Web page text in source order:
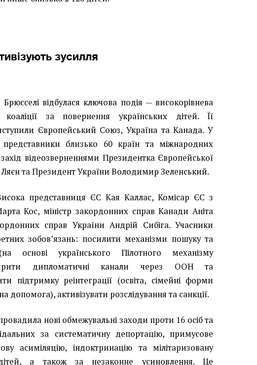
зусилля
відбулася ключова подія — високорівнева
коаліції за повернення українських дітей. Її
Європейський Союз, Україна та Канада. У
представники близько 60 країн та міжнародних
відеозверненнями Президентка Європейської
Ляєн та Президент України Володимир Зеленський.
представниця ЄС Кая Каллас, Комісар ЄС з
Кос, міністр закордонних справ Канади Аніта
справ України Андрій Сибіга. Учасники
зобов’язань: посилити механізми пошуку та
основі українського Пілотного механізму
дипломатичні канали через ООН та
підтримку реінтеграції (освіта, сімейні форми
допомога), активізувати розслідування та санкції.
нові обмежувальні заходи проти 16 осіб та
за систематичну депортацію, примусове
асиміляцію, індоктринацію та мілітаризовану
дітей, а також за незаконне усиновлення. Це